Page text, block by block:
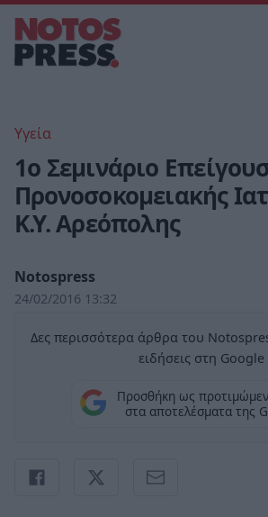
Υγεία
1ο Σεμινάριο
Προνοσοκομειακής
Κ.Υ. Αρεόπολης
Notospress
24/02/2016 13:32
Δες περισσότερα άρθρα του
ειδήσεις στη Google
Προσθήκη ως
στα αποτελέσματα της